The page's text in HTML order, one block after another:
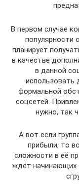
В первом случае
популярности
планирует
в качестве
в данной
использовать
формальной
соцсетей.
нужно, так
А вот если
прибыли, то
сложности в её
ждёт начинающих